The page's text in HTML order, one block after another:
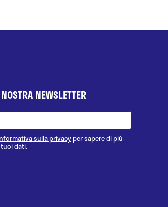
NEWSLETTER
sulla privacy per sapere di più
dati.